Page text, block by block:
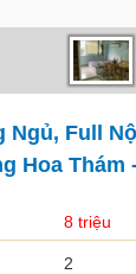
Ngủ, Full
Hoa Thám
8 triệu
2